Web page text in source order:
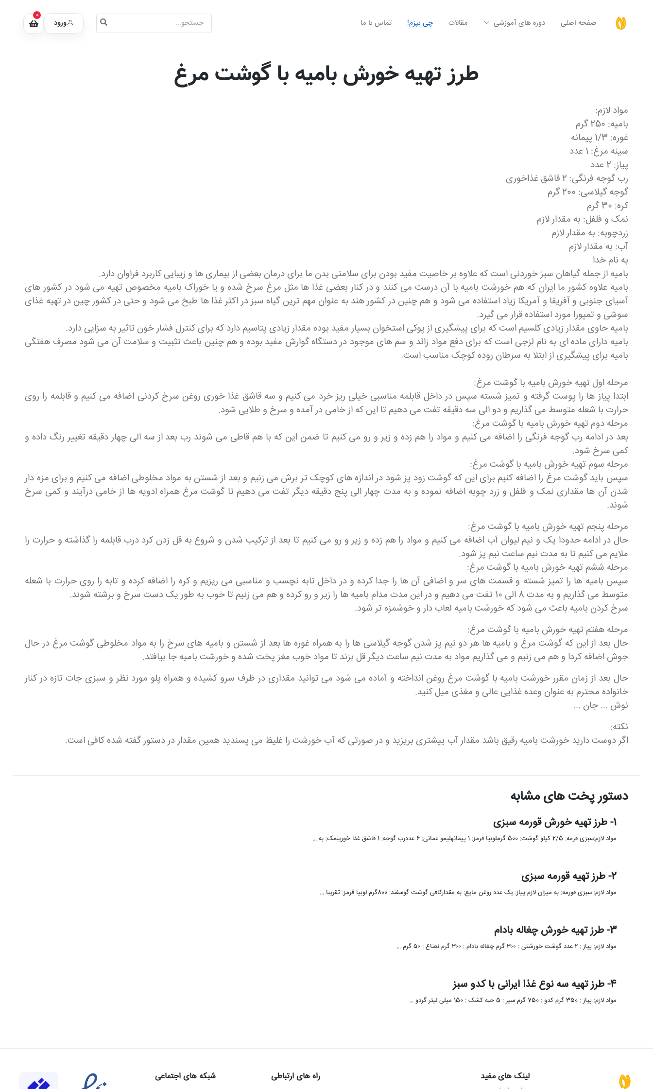
صفحه اصلی دوره های آموزشی مقالات چی بپزم! تماس با ما ورود
0
طرز تهیه خورش بامیه با گوشت مرغ
مواد لازم:
بامیه: 250 گرم
غوره: 1/3 پیمانه
سینه مرغ: 1 عدد
پیاز: 2 عدد
رب گوجه فرنگی: 2 قاشق غذاخوری
گوجه گیلاسی: 200 گرم
کره: 30 گرم
نمک و فلفل: به مقدار لازم
زردچوبه: به مقدار لازم
آب: به مقدار لازم
به نام خدا
بامیه از جمله گیاهان سبز خوردنی است که علاوه بر خاصیت مفید بودن برای سلامتی بدن ما برای درمان بعضی از بیماری ها و زیبایی کاربرد فراوان دارد.
بامیه علاوه کشور ما ایران که هم خورشت بامیه با آن درست می کنند و در کنار بعضی غذا ها مثل مرغ سرخ شده و یا خوراک بامیه مخصوص تهیه می شود در کشور های
آسیای جنوبی و آفریقا و آمریکا زیاد استفاده می شود و هم چنین در کشور هند به عنوان مهم ترین گیاه سبز در اکثر غذا ها طبخ می شود و حتی در کشور چین در تهیه غذای
سوشی و تمپورا مورد استفاده قرار می گیرد.
بامیه حاوی مقدار زیادی کلسیم است که برای پیشگیری از پوکی استخوان بسیار مفید بوده مقدار زیادی پتاسیم دارد که برای کنترل فشار خون تاثیر به سزایی دارد.
بامیه دارای ماده ای به نام لزجی است که برای دفع مواد زائد و سم های موجود در دستگاه گوارش مفید بوده و هم چنین باعث تثبیت و سلامت آن می شود مصرف هفتگی
بامیه برای پیشگیری از ابتلا به سرطان روده کوچک مناسب است.
مرحله اول تهیه خورش بامیه با گوشت مرغ:
ابتدا پیاز ها را پوست گرفته و تمیز شسته سپس در داخل قابلمه مناسبی خیلی ریز خرد می کنیم و سه قاشق غذا خوری روغن سرخ کردنی اضافه می کنیم و قابلمه را روی
حرارت با شعله متوسط می گذاریم و دو الی سه دقیقه تفت می دهیم تا این که از خامی در آمده و سرخ و طلایی شود.
مرحله دوم تهیه خورش بامیه با گوشت مرغ:
بعد در ادامه رب گوجه فرنگی را اضافه می کنیم و مواد را هم زده و زیر و رو می کنیم تا ضمن این که با هم قاطی می شوند رب بعد از سه الی چهار دقیقه تغییر رنگ داده و
کمی سرخ شود.
مرحله سوم تهیه خورش بامیه با گوشت مرغ:
سپس باید گوشت مرغ را اضافه کنیم برای این که گوشت زود پز شود در اندازه های کوچک تر برش می زنیم و بعد از شستن به مواد مخلوطی اضافه می کنیم و برای مزه دار
شدن آن ها مقداری نمک و فلفل و زرد چوبه اضافه نموده و به مدت چهار الی پنج دقیقه دیگر تفت می دهیم تا گوشت مرغ همراه ادویه ها از خامی درآیند و کمی سرخ
شوند.
مرحله پنجم تهیه خورش بامیه با گوشت مرغ:
حال در ادامه حدودا یک و نیم لیوان آب اضافه می کنیم و مواد را هم زده و زیر و رو می کنیم تا بعد از ترکیب شدن و شروع به قل زدن کرد درب قابلمه را گذاشته و حرارت را
ملایم می کنیم تا به مدت نیم ساعت نیم پز شود.
مرحله ششم تهیه خورش بامیه با گوشت مرغ:
سپس بامیه ها را تمیز شسته و قسمت های سر و اضافی آن ها را جدا کرده و در داخل تابه نچسب و مناسبی می ریزیم و کره را اضافه کرده و تابه را روی حرارت با شعله
متوسط می گذاریم و به مدت 8 الی 10 تفت می دهیم و در این مدت مدام بامیه ها را زیر و رو کرده و هم می زنیم تا خوب به طور یک دست سرخ و برشته شوند.
سرخ کردن بامیه باعث می شود که خورشت بامیه لعاب دار و خوشمزه تر شود.
مرحله هفتم تهیه خورش بامیه با گوشت مرغ:
حال بعد از این که گوشت مرغ و بامیه ها هر دو نیم پز شدن گوجه گیلاسی ها را به همراه غوره ها بعد از شستن و بامیه های سرخ را به مواد مخلوطی گوشت مرغ در حال
جوش اضافه کردا و هم می زنیم و می گذاریم مواد به مدت نیم ساعت دیگر قل بزند تا مواد خوب مغز پخت شده و خورشت بامیه جا بیافتد.
حال بعد از زمان مقرر خورشت بامیه با گوشت مرغ روغن انداخته و آماده می شود می توانید مقداری در ظرف سرو کشیده و همراه پلو مورد نظر و سبزی جات تازه در کنار
خانواده محترم به عنوان وعده غذایی عالی و مغذی میل کنید.
نوش ... جان ...
نکته:
اگر دوست دارید خورشت بامیه رقیق باشد مقدار آب ییشتری بریزید و در صورتی که آب خورشت را غلیظ می پسندید همین مقدار در دستور گفته شده کافی است.
دستور پخت های مشابه
1- طرز تهیه خورش قورمه سبزی
مواد لازم:سبزی قرمه: 2/5 کیلو گوشت: 500 گرملوبیا قرمز: 1 پیمانهلیمو عمانی: 6 عددرب گوجه: 1 قاشق غذا خورینمک: به …
2- طرز تهیه قورمه سبزی
مواد لازم: سبزی قورمه: به میزان لازم پیاز: یک عدد روغن مایع: به مقدارکافی گوشت گوسفند: 800گرم لوبیا قرمز: تقریبا …
3- طرز تهیه خورش چغاله بادام
مواد لازم: پیاز : ۲ عدد گوشت خورشتی : ۳۰۰ گرم چغاله بادام : ۳۰۰ گرم نعناع : ۵۰ گرم …
4- طرز تهیه سه نوع غذا ایرانی با کدو سبز
مواد لازم: پیاز : 350 گرم کدو : 750 گرم سیر : 5 حبه کشک : 150 میلی لیتر گردو …
لینک های مفید راه های ارتباطی شبکه های اجتماعی